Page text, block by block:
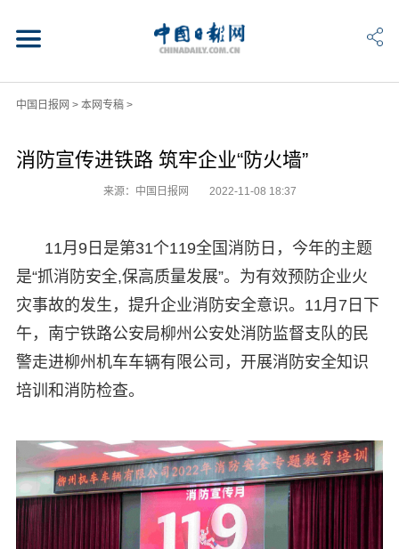
中国日报网 > 本网专稿>
消防宣传进铁路 筑牢企业“防火墙”
来源：中国日报网 2022-11-08 18:37
11月9日是第31个119全国消防日，今年的主题
是“抓消防安全,保高质量发展”。为有效预防企业火
灾事故的发生，提升企业消防安全意识。11月7日下
午，南宁铁路公安局柳州公安处消防监督支队的民
警走进柳州机车车辆有限公司，开展消防安全知识
培训和消防检查。